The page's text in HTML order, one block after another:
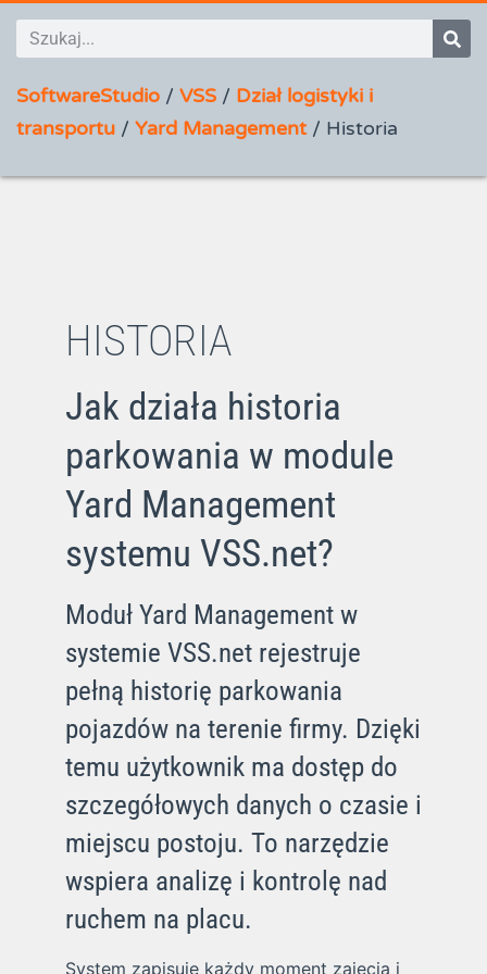
SoftwareStudio / VSS / Dział logistyki i
transportu / Yard Management/ Historia
HISTORIA
Jak działa historia
parkowania w module
Yard Management
systemu VSS.net?
Moduł Yard Management w
systemie VSS.net rejestruje
pełną historię parkowania
pojazdów na terenie firmy. Dzięki
temu użytkownik ma dostęp do
szczegółowych danych o czasie i
miejscu postoju. To narzędzie
wspiera analizę i kontrolę nad
ruchem na placu.
System zapisuje każdy moment zajęcia i